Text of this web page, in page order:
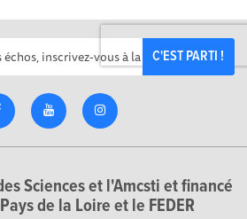
C'EST PARTI !
Sciences et l'Amcsti et financé
de la Loire et le FEDER